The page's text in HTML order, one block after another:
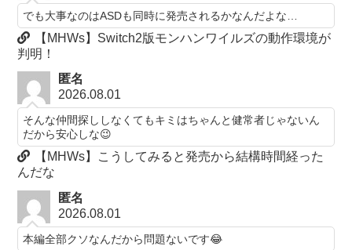
でも大事なのはASDも同時に発売されるかなんだよな…
【MHWs】Switch2版モンハンワイルズの動作環境が
判明！
匿名
2026.08.01
そんな仲間探ししなくてもキミはちゃんと健常者じゃないん
だから安心しな😉
【MHWs】こうしてみると発売から結構時間経った
んだな
匿名
2026.08.01
本編全部クソなんだから問題ないです😂